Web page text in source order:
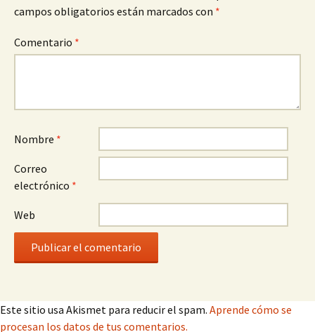
campos obligatorios están marcados con *
Comentario *
Nombre *
Correo
electrónico *
Web
Este sitio usa Akismet para reducir el spam. Aprende cómo se
procesan los datos de tus comentarios.